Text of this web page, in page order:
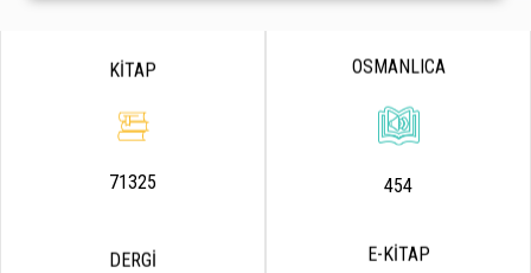
KİTAP
71325
OSMANLICA
454
DERGİ E-KİTAP